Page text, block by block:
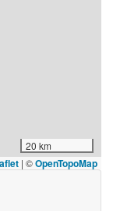
20 km
| ©OpenTopoMap